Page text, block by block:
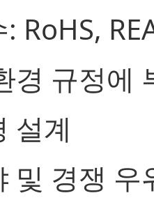
RoHS,
경 규정에
설계
및 경쟁 우